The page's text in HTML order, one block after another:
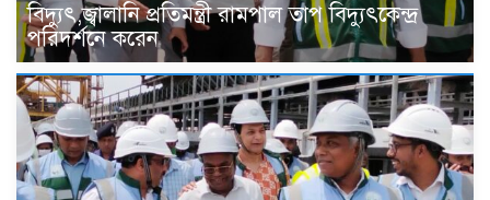
বিদ্যুৎ,জ্বালানি প্রতিমন্ত্রী রামপাল তাপ বিদ্যুৎকেন্দ্র
পরিদর্শনে করেন